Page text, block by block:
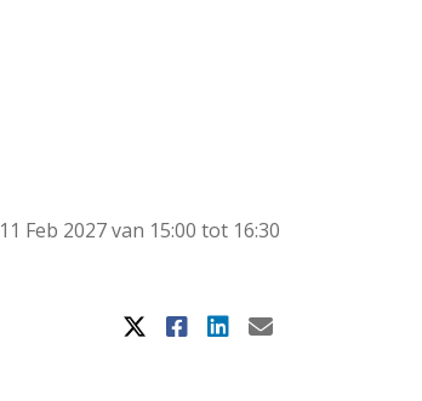
11 Feb 2027 van 15:00 tot 16:30